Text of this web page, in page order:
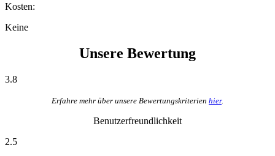
Kosten:
Keine
Unsere Bewertung
3.8
Erfahre mehr über unsere Bewertungskriterien hier.
Benutzerfreundlichkeit
2.5